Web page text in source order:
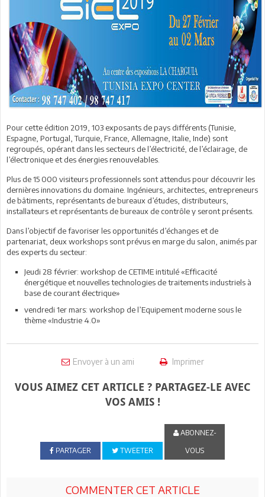
Pour cette édition 2019, 103 exposants de pays différents (Tunisie,
Espagne, Portugal, Turquie, France, Allemagne, Italie, Inde) sont
regroupés, opérant dans les secteurs de l’électricité, de l’éclairage, de
l’électronique et des énergies renouvelables.
Plus de 15 000 visiteurs professionnels sont attendus pour découvrir les
dernières innovations du domaine. Ingénieurs, architectes, entrepreneurs
de bâtiments, représentants de bureaux d’études, distributeurs,
installateurs et représentants de bureaux de contrôle y seront présents.
Dans l’objectif de favoriser les opportunités d’échanges et de
partenariat, deux workshops sont prévus en marge du salon, animés par
des experts du secteur:
Jeudi 28 février: workshop de CETIME intitulé «Efficacité
énergétique et nouvelles technologies de traitements industriels à
base de courant électrique»
vendredi 1er mars: workshop de l’Equipement moderne sous le
thème «Industrie 4.0»
Envoyer à un ami Imprimer
VOUS AIMEZ CET ARTICLE ? PARTAGEZ-LE AVEC
VOS AMIS !
PARTAGER TWEETER
ABONNEZ-
VOUS
COMMENTER CET ARTICLE